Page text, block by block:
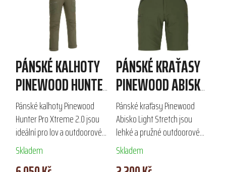
PÁNSKÉ KALHOTY
PINEWOOD HUNTER
PRO XTREME 2.0
Pánské kalhoty Pinewood
Hunter Pro Xtreme 2.0 jsou
ideální pro lov a outdoorové
aktivity v podzimním a
zimním období. Díky vysoce
Skladem
PÁNSKÉ KRAŤASY
PINEWOOD ABISKO
LIGHT STRETCH
Pánské kraťasy Pinewood
Abisko Light Stretch jsou
lehké a pružné outdoorové
kraťasy určené pro aktivní
využití v přírodě. Díky
Skladem